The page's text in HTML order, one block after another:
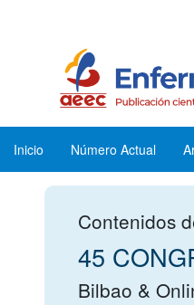
Inicio Número Actual
Contenidos
45
Bilbao &